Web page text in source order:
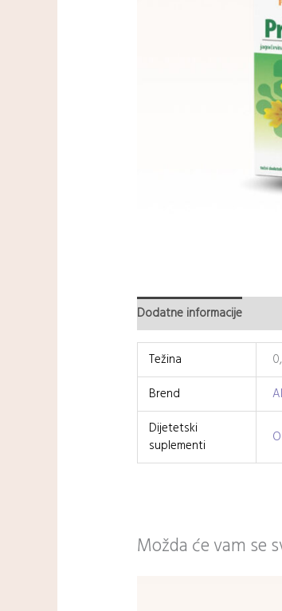
Dodatne informacije
Težina
Brend
Dijetetski
suplementi
Možda će vam se